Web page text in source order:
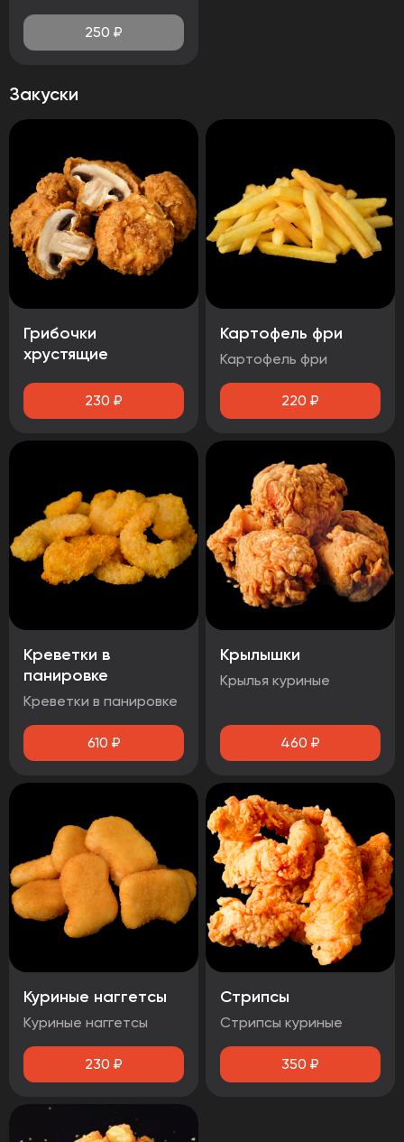
250 ₽
Закуски
Грибочки
хрустящие
230 ₽
Картофель фри
Картофель фри
220 ₽
Креветки в
панировке
Креветки в панировке
610 ₽
Крылышки
Крылья куриные
460 ₽
Куриные наггетсы
Куриные наггетсы
230 ₽
Стрипсы
Стрипсы куриные
350 ₽